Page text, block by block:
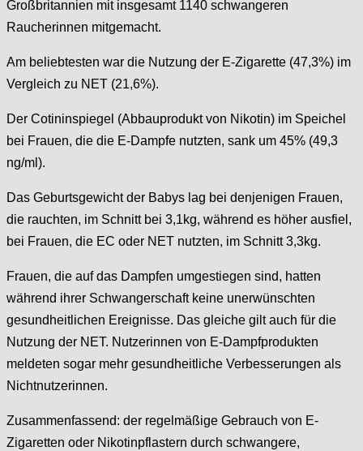
Großbritannien mit insgesamt 1140 schwangeren
Raucherinnen mitgemacht.
Am beliebtesten war die Nutzung der E-Zigarette (47,3%) im
Vergleich zu NET (21,6%).
Der Cotininspiegel (Abbauprodukt von Nikotin) im Speichel
bei Frauen, die die E-Dampfe nutzten, sank um 45% (49,3
ng/ml).
Das Geburtsgewicht der Babys lag bei denjenigen Frauen,
die rauchten, im Schnitt bei 3,1kg, während es höher ausfiel,
bei Frauen, die EC oder NET nutzten, im Schnitt 3,3kg.
Frauen, die auf das Dampfen umgestiegen sind, hatten
während ihrer Schwangerschaft keine unerwünschten
gesundheitlichen Ereignisse. Das gleiche gilt auch für die
Nutzung der NET. Nutzerinnen von E-Dampfprodukten
meldeten sogar mehr gesundheitliche Verbesserungen als
Nichtnutzerinnen.
Zusammenfassend: der regelmäßige Gebrauch von E-
Zigaretten oder Nikotinpflastern durch schwangere,